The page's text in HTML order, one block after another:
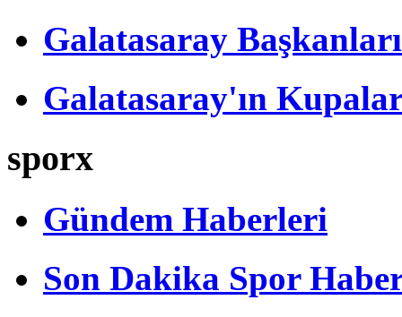
Galatasaray Başkanları
Galatasaray'ın
sporx
Gündem Haberleri
Son Dakika Spor